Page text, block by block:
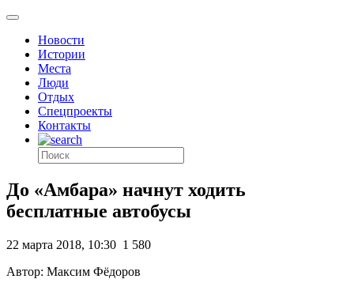
Новости
Истории
Места
Люди
Отдых
Спецпроекты
Контакты
До «Амбара» начнут ходить
бесплатные автобусы
22 марта 2018, 10:30 1 580
Автор: Максим Фёдоров